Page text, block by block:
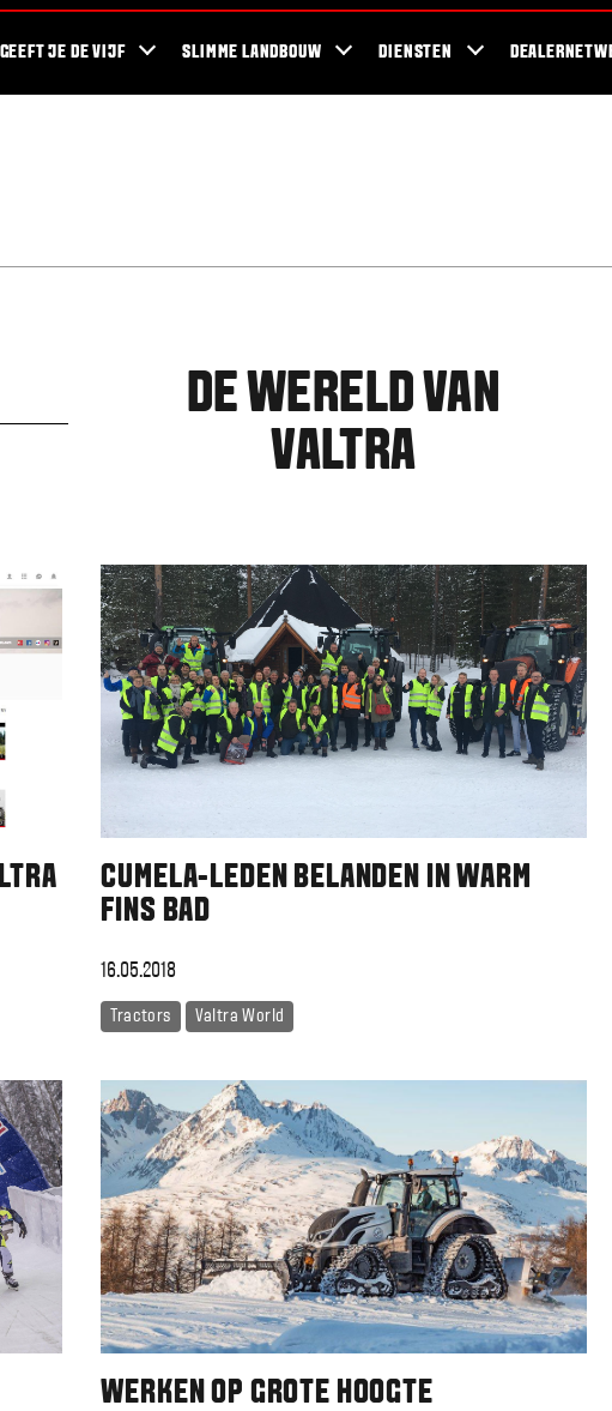
JE DE VIJF SLIMME LANDBOUW DIENSTEN
DE WERELD VAN
VALTRA
CUMELA-LEDEN BELANDEN IN WARM
FINS BAD
16.05.2018
Tractors Valtra World
WERKEN OP GROTE HOOGTE